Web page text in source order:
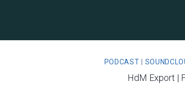
PODCAST
HdM Export |